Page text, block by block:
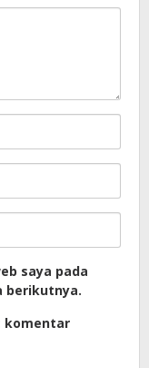
saya pada
berikutnya.
komentar